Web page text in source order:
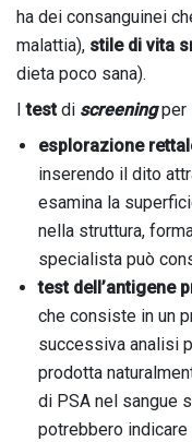
ha dei consanguinei
malattia), stile di vita
dieta poco sana).
Itestdi screeningper
esplorazione
inserendo il dito
esamina la
nella struttura,
specialista può
test dell’antigene
che consiste in un
successiva analisi
prodotta
di PSA nel sangue
potrebbero